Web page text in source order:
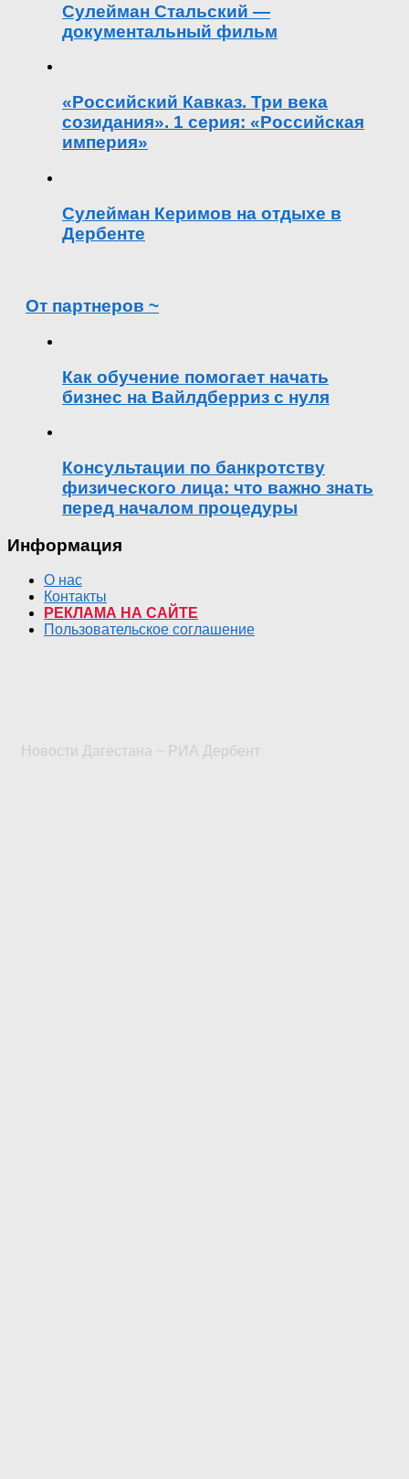
Сулейман Стальский —
документальный фильм
«Российский Кавказ. Три века
созидания». 1 серия: «Российская
империя»
Сулейман Керимов на отдыхе в
Дербенте
От партнеров ~
Как обучение помогает начать
бизнес на Вайлдберриз с нуля
Консультации по банкротству
физического лица: что важно знать
перед началом процедуры
Информация
О нас
Контакты
РЕКЛАМА НА САЙТЕ
Пользовательское соглашение
Новости Дагестана ~ РИА Дербент